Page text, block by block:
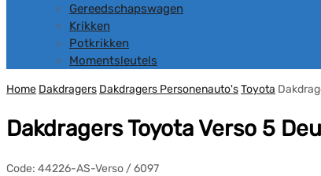
Gereedschapswagen
Krikken
Potkrikken
Momentsleutels
Home Dakdragers Dakdragers Personenauto'sToyota
Dakdragers Toyota Verso 5
Code: 44226-AS-Verso / 6097